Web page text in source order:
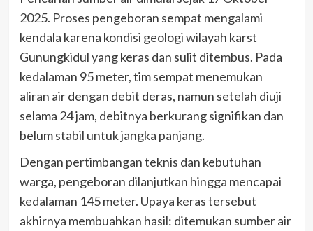
2025. Proses pengeboran sempat mengalami
kendala karena kondisi geologi wilayah karst
Gunungkidul yang keras dan sulit ditembus. Pada
kedalaman 95 meter, tim sempat menemukan
aliran air dengan debit deras, namun setelah diuji
selama 24 jam, debitnya berkurang signifikan dan
belum stabil untuk jangka panjang.
Dengan pertimbangan teknis dan kebutuhan
warga, pengeboran dilanjutkan hingga mencapai
kedalaman 145 meter. Upaya keras tersebut
akhirnya membuahkan hasil: ditemukan sumber air